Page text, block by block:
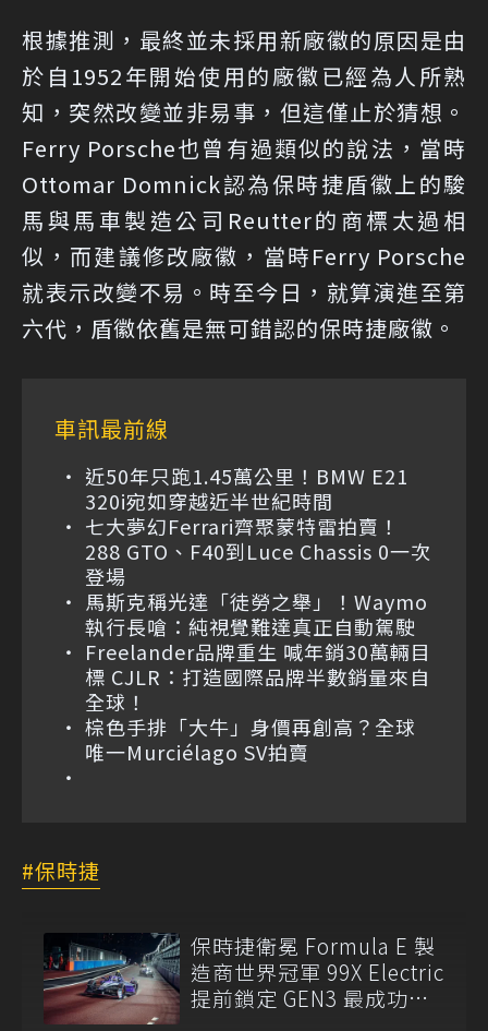
根據推測，最終並未採用新廠徽的原因是由
於自1952年開始使用的廠徽已經為人所熟
知，突然改變並非易事，但這僅止於猜想。
Ferry Porsche也曾有過類似的說法，當時
Ottomar Domnick認為保時捷盾徽上的駿
馬與馬車製造公司Reutter的商標太過相
似，而建議修改廠徽，當時Ferry Porsche
就表示改變不易。時至今日，就算演進至第
六代，盾徽依舊是無可錯認的保時捷廠徽。
車訊最前線
近50年只跑1.45萬公里！BMW E21
320i宛如穿越近半世紀時間
七大夢幻Ferrari齊聚蒙特雷拍賣！
288 GTO、F40到Luce Chassis 0一次
登場
馬斯克稱光達「徒勞之舉」！Waymo
執行長嗆：純視覺難達真正自動駕駛
Freelander品牌重生 喊年銷30萬輛目
標 CJLR：打造國際品牌半數銷量來自
全球！
棕色手排「大牛」身價再創高？全球
唯一Murciélago SV拍賣
保時捷
保時捷衛冕 Formula E 製
造商世界冠軍 99X Electric
提前鎖定 GEN3 最成功賽